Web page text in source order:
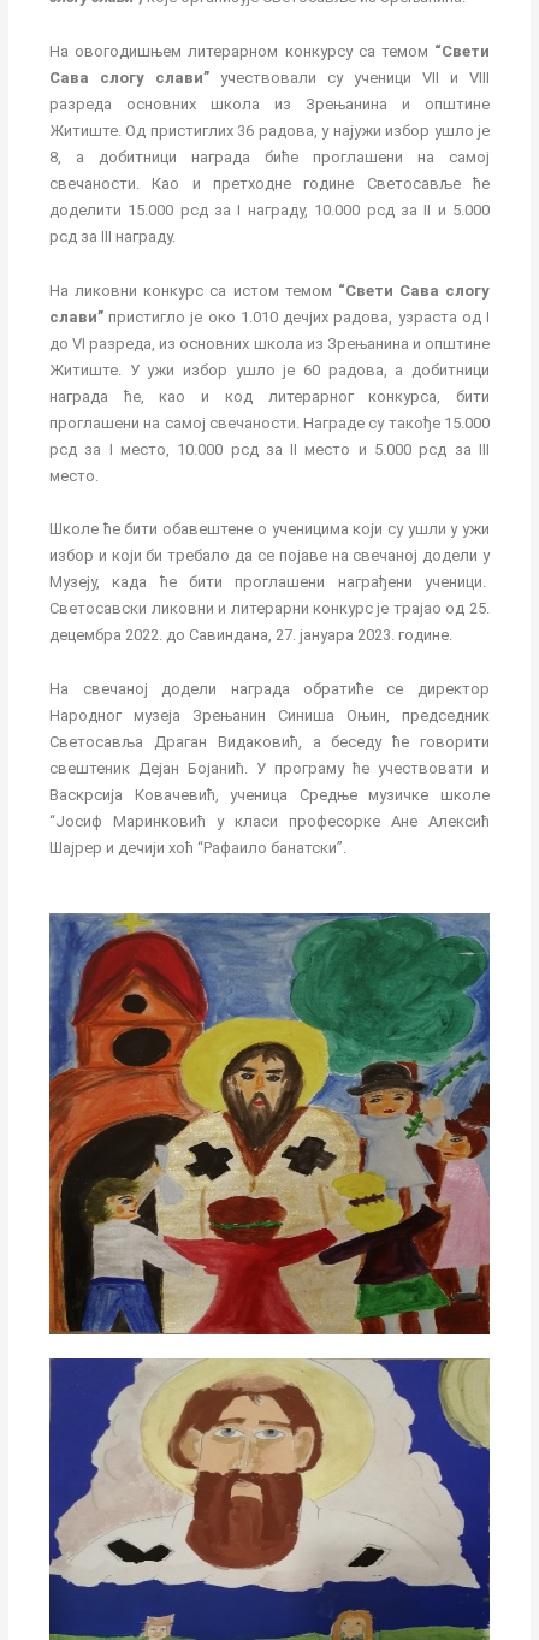
На овогодишњем литерарном конкурсу са темом “Свети
Сава слогу слави” учествовали су ученици VII и VIII
разреда основних школа из Зрењанина и општине
Житиште. Од пристиглих 36 радова, у најужи избор ушло је
8, а добитници награда биће проглашени на самој
свечаности. Као и претходне године Светосавље ће
доделити 15.000 рсд за I награду, 10.000 рсд за II и 5.000
рсд за III награду.
На ликовни конкурс са истом темом “Свети Сава слогу
слави” пристигло је око 1.010 дечјих радова, узраста од I
до VI разреда, из основних школа из Зрењанина и општине
Житиште. У ужи избор ушло је 60 радова, а добитници
награда ће, као и код литерарног конкурса, бити
проглашени на самој свечаности. Награде су такође 15.000
рсд за I место, 10.000 рсд за II место и 5.000 рсд за III
место.
Школе ће бити обавештене о ученицима који су ушли у ужи
избор и који би требало да се појаве на свечаној додели у
Музеју, када ће бити проглашени награђени ученици.
Светосавски ликовни и литерарни конкурс је трајао од 25.
децембра 2022. до Савиндана, 27. јануара 2023. године.
На свечаној додели награда обратиће се директор
Народног музеја Зрењанин Синиша Оњин, председник
Светосавља Драган Видаковић, а беседу ће говорити
свештеник Дејан Бојанић. У програму ће учествовати и
Васкрсија Ковачевић, ученица Средње музичке школе
“Јосиф Маринковић у класи професорке Ане Алексић
Шајрер и дечији хоћ “Рафаило банатски”.